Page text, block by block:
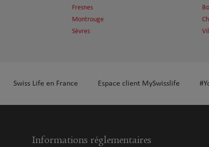
Voir plus
Fresnes
Montrouge
Sèvres
Swiss Life en France Espace client MySwisslife
Informations réglementaires